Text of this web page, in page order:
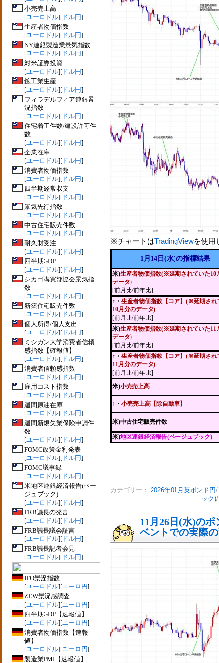
小売売上高
[ユーロドル][ ドル円]
生産者物価指数
[ユーロドル][ ドル円]
NY連銀製造業景気指数
[ユーロドル][ ドル円]
対米証券投資
[ユーロドル][ ドル円]
鉱工業生産
[ユーロドル][ ドル円]
フィラデルフィア連銀景
況指数
[ユーロドル][ ドル円]
住宅着工件数/建設許可件
数
[ユーロドル][ ドル円]
企業在庫
[ユーロドル][ ドル円]
消費者物価指数
[ユーロドル][ ドル円]
四半期経常収支
[ユーロドル][ ドル円]
景気先行指数
[ユーロドル][ ドル円]
中古住宅販売件数
[ユーロドル][ ドル円]
耐久財受注
[ユーロドル][ ドル円]
四半期GDP
[ユーロドル][ ドル円]
シカゴ購買部協会景気指
数
[ユーロドル][ ドル円]
新築住宅販売件数
[ユーロドル][ ドル円]
個人所得/個人支出
[ユーロドル][ ドル円]
ミシガン大学消費者信頼
感指数【確報値】
[ユーロドル][ ドル円]
消費者信頼感指数
[ユーロドル][ ドル円]
雇用コスト指数
[ユーロドル][ ドル円]
週間原油在庫
[ユーロドル][ ドル円]
週間新規失業保険申請件
数
[ユーロドル][ ドル円]
FOMC政策金利発表
[ユーロドル][ ドル円]
FOMC議事録
[ユーロドル][ ドル円]
米地区連銀経済報告(ベー
ジュブック)
[ユーロドル][ ドル円]
FRB議長の発言
[ユーロドル][ ドル円]
FRB議長議会証言
[ユーロドル][ ドル円]
FRB議長記者会見
[ユーロドル][ ドル円]
IFO景況指数
[ユーロドル][ユーロ円]
ZEW景況感調査
[ユーロドル][ユーロ円]
四半期GDP【速報値】
[ユーロドル][ユーロ円]
消費者物価指数【速報
値】
[ユーロドル][ユーロ円]
製造業PMI【速報値】
※チャートはTradingViewを使用
1月14日(水)の指標結果
米)生産者物価指数(※延期されていた10
データ)
[前月比/前年比]
↑・ 生産者物価指数【コア】(※延期され
10月分のデータ)
[前月比/前年比]
米)生産者物価指数(※延期されていた11
データ)
[前月比/前年比]
↑・ 生産者物価指数【コア】(※延期され
11月分のデータ)
[前月比/前年比]
米)小売売上高
↑・ 小売売上高【除自動車】
米)中古住宅販売件数
米)地区連銀経済報告(ベージュブック)
カテゴリー： 2026年01月英ポンド円/
ック)
11月26日(水)の
ベントでの実際